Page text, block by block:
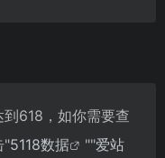
618，如你需要查
"5118数据 ""爱站